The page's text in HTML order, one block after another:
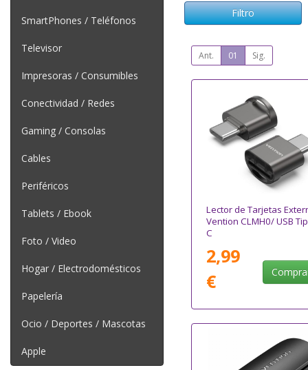
SmartPhones / Teléfonos
Televisor
Impresoras / Consumibles
Conectividad / Redes
Gaming / Consolas
Cables
Periféricos
Tablets / Ebook
Foto / Video
Hogar / Electrodomésticos
Papelería
Ocio / Deportes / Mascotas
Apple
Filtro
Ant. 01 Sig.
Lector de Tarjetas
Vention CLMH0/ USB
C
2,99
€